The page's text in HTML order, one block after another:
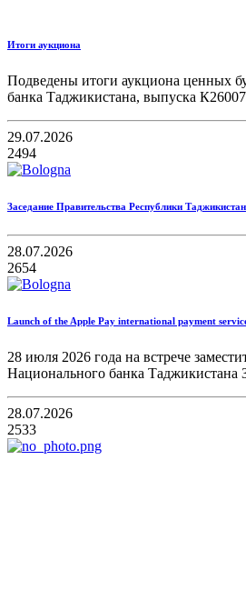
Итоги аукциона
Подведены итоги аукциона ценных
банка Таджикистана, выпуска
29.07.2026
2494
Заседание Правительства Республики Таджикистан
28.07.2026
2654
Launch of the Apple Pay international payment
28 июля 2026 года на встрече
Национального банка Таджикистана
28.07.2026
2533